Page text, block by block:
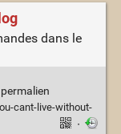
dans le
permalien
cant-live-without-
·